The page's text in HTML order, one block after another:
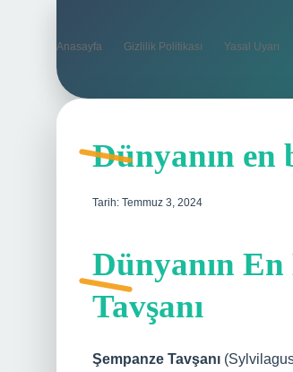
Anasayfa Gizlilik Politikası Yasal Uyarı
Dünyanın en
Tarih: Temmuz 3, 2024
Dünyanın En
Tavşanı
Şempanze Tavşanı